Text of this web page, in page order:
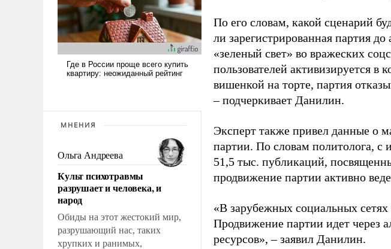
МНЕНИЯ
Ольга Андреева
Культ психотравмы
разрушает и человека, и
народ
Обиды на этот жестокий мир,
разрушающий нас, таких
хрупких и ранимых,
По его словам, какой сценарий
ли зарегистрированная партия
«зеленый свет» во вражеских
пользователей активизируется в
вишенкой на торте, партия
– подчеркивает Данилин.
Эксперт также привел данные о
партии. По словам политолога, с
51,5 тыс. публикаций,
продвижение партии активно
«В зарубежных социальных
Продвижение партии идет через
ресурсов», – заявил Данилин.